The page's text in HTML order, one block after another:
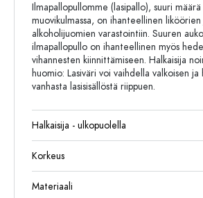
Ilmapallopullomme (lasipallo), suuri
muovikulmassa, on ihanteellinen
alkoholijuomien varastointiin. Suuren
ilmapallopullo on ihanteellinen myös
vihannesten kiinnittämiseen. Halkaisija
huomio: Lasiväri voi vaihdella valkoisen ja
vanhasta lasisisällöstä riippuen.
Halkaisija - ulkopuolella
Korkeus
Materiaali